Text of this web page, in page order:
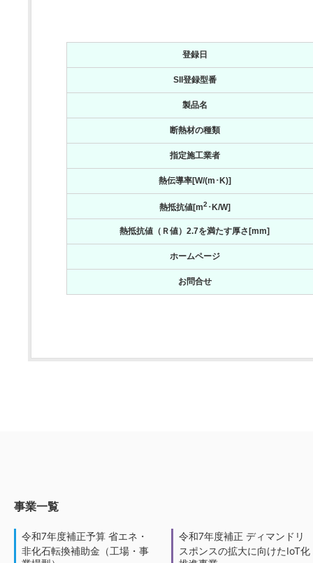
登録日
SII登録型番
製品名
断熱材の種類
指定施工業者
熱伝導率[W/(m･K)]
熱抵抗値[m2･K/W]
熱抵抗値（Ｒ値）2.7を満たす厚さ[mm]
ホームページ
お問合せ
事業一覧
令和7年度補正予算 省エネ・
非化石転換補助金（工場・事
令和7年度補正 ディマンドリ
スポンスの拡大に向けたIoT化